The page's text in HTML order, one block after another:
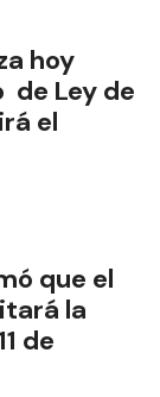
hoy
de Ley de
el
que el
la
de